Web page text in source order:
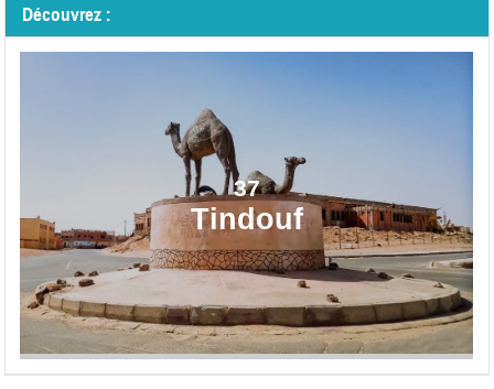
Découvrez :
37
Tindouf